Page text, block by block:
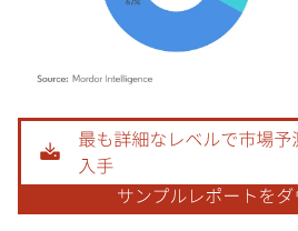
画像 © Mordor Intelligence。再利用にはCC